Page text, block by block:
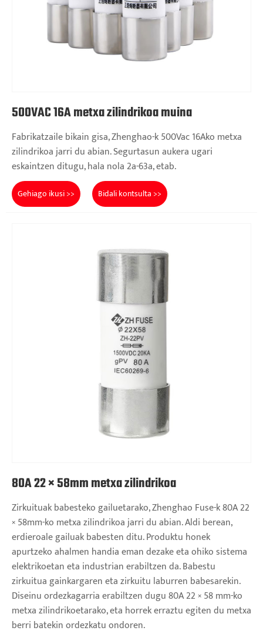
500VAC 16A metxa zilindrikoa muina
Fabrikatzaile bikain gisa, Zhenghao-k 500Vac 16Ako metxa
zilindrikoa jarri du abian. Segurtasun aukera ugari
eskaintzen ditugu, hala nola 2a-63a, etab.
Gehiago ikusi >> Bidali kontsulta >>
80A 22 × 58mm metxa zilindrikoa
Zirkuituak babesteko gailuetarako, Zhenghao Fuse-k 80A 22
× 58mm-ko metxa zilindrikoa jarri du abian. Aldi berean,
erdieroale gailuak babesten ditu. Produktu honek
apurtzeko ahalmen handia eman dezake eta ohiko sistema
elektrikoetan eta industrian erabiltzen da. Babestu
zirkuitua gainkargaren eta zirkuitu laburren babesarekin.
Diseinu ordezkagarria erabiltzen dugu 80A 22 × 58 mm-ko
metxa zilindrikoetarako, eta horrek erraztu egiten du metxa
berri batekin ordezkatu ondoren.